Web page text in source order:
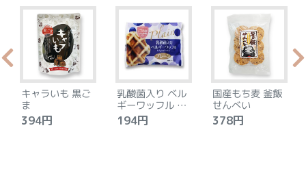
キャラいも 黒ご
ま
394円
乳酸菌入り ベル
ギーワッフル プ
レーン
194円
国産もち麦 釜飯
せんべい
378円